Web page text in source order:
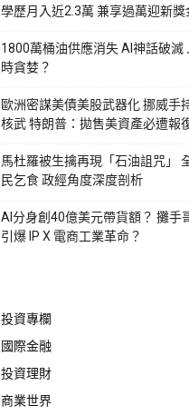
學歷月入近2.3萬 兼享過萬迎新獎
1800萬桶油供應消失 AI神話破滅
時貪婪？
歐洲密謀美債美股武器化 挪威手
核武 特朗普：拋售美資產必遭報
馬杜羅被生擒再現「石油詛咒」
民乞食 政經角度深度剖析
AI分身創40億美元帶貨額？ 攤手
引爆 IP X 電商工業革命？
投資專欄
國際金融
投資理財
商業世界